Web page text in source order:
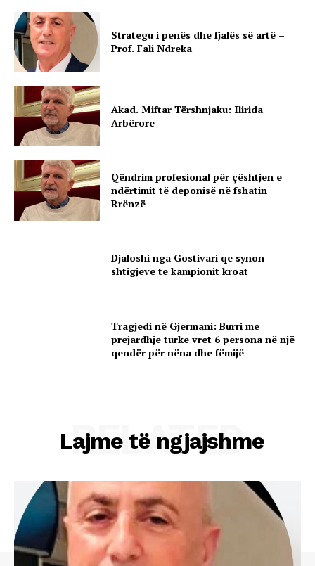
Strategu i penës dhe fjalës së artë –
Prof. Fali Ndreka
Akad. Miftar Tërshnjaku: Ilirida
Arbërore
Qëndrim profesional për çështjen e
ndërtimit të deponisë në fshatin
Rrënzë
Djaloshi nga Gostivari qe synon
shtigjeve te kampionit kroat
Tragjedi në Gjermani: Burri me
prejardhje turke vret 6 persona në një
qendër për nëna dhe fëmijë
Lajme të ngjajshme
RELATED